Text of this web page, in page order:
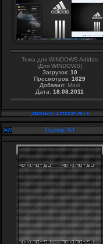
Тема для WINDOWS Adidas
(Для WINDOWS)
Загрузок: 10
Просмотров: 1629
Добавил: Maxi
Дата: 18.08.2011
Партнер №1